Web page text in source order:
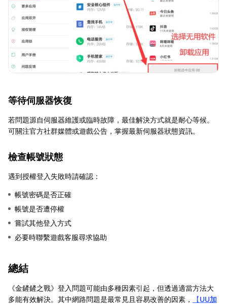
等待伺服器恢復
若問題源自伺服器維護或臨時故障，最佳解決方式就是耐心等候。
可關注官方社群媒體或遊戲公告，掌握最新伺服器狀態資訊。
檢查帳號狀態
遇到授權登入失敗時請確認：
帳號密碼是否正確
帳號是否遭停權
嘗試其他登入方式
必要時聯繫遊戲客服尋求協助
總結
《金鏟鏟之戰》登入問題可能由多種因素引起，但透過適當方法大
多能有效解決。其中網路問題是最常見且容易改善的因素，
【UU加